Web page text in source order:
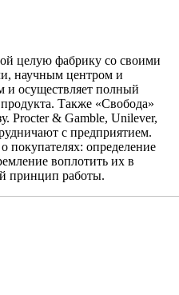
целую фабрику со своими
научным центром и
и осуществляет полный
Также «Свобода»
Procter & Gamble, Unilever,
с предприятием.
покупателях: определение
воплотить их в
принцип работы.